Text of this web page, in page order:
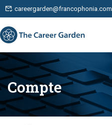
careergarden@francophonia.com
Compte